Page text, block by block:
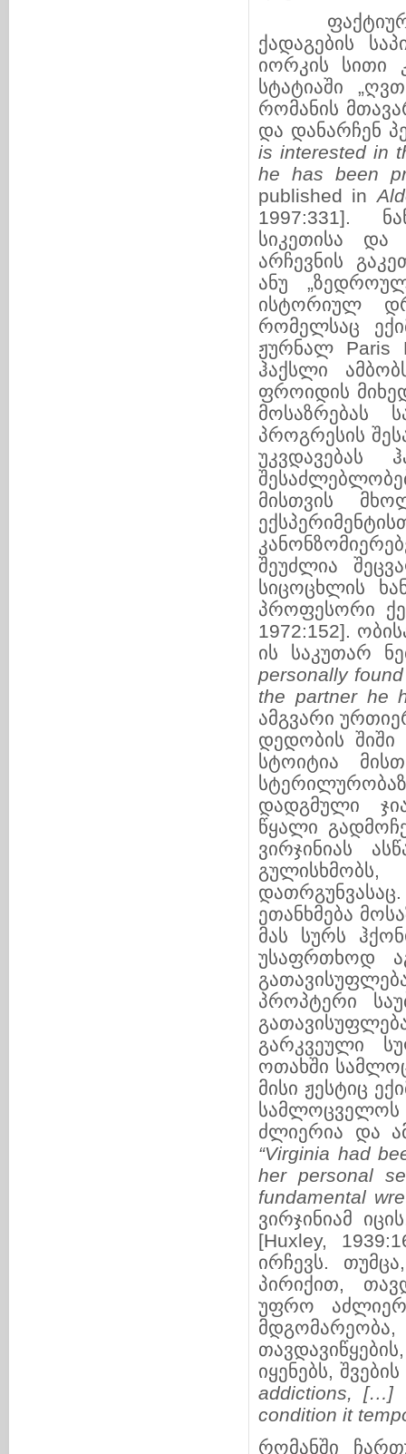
ქადაგების
იორკის სითი
სტატიაში
რომანის
და დანარჩენ
is interested in
he has been
published in
1997:331].
სიკეთისა და
არჩევნის
ანუ
ისტორიულ
რომელსაც
ჟურნალ Paris
ჰაქსლი
ფროიდის
მოსაზრებას
პროგრესის
მისთვის
შეუძლია
სიცოცხლის
პროფესორი
1972:152].
ის საკუთარ
personally
the partner he
ამგვარი
დედობის
სტოიტია
დადგმული
წყალი
ვირჯინიას
ეთანხმება
მას სურს
უსაფრთხოდ
პროპტერი
გარკვეული
ოთახში
მისი ჟესტიც
ძლიერია და
“Virginia had
her personal
fundamental
ვირჯინიამ
[Huxley,
ირჩევს.
პირიქით,
უფრო
იყენებს,
addictions,[…]
condition it
რომანში